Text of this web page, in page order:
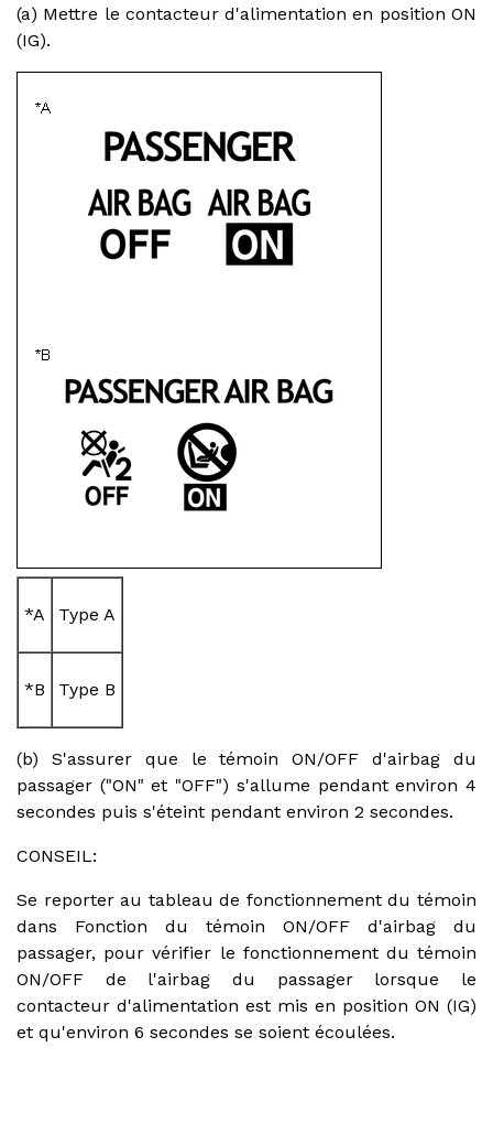
(a) Mettre le contacteur d'alimentation en position ON
(IG).
*A Type A
*B Type B
(b) S'assurer que le témoin ON/OFF d'airbag du
passager ("ON" et "OFF") s'allume pendant environ 4
secondes puis s'éteint pendant environ 2 secondes.
CONSEIL:
Se reporter au tableau de fonctionnement du témoin
dans Fonction du témoin ON/OFF d'airbag du
passager, pour vérifier le fonctionnement du témoin
ON/OFF de l'airbag du passager lorsque le
contacteur d'alimentation est mis en position ON (IG)
et qu'environ 6 secondes se soient écoulées.